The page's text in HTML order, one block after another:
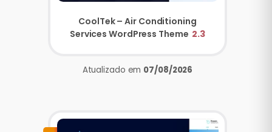
CoolTek – Air Conditioning
Services WordPress Theme 2.3
Atualizado em 07/08/2026